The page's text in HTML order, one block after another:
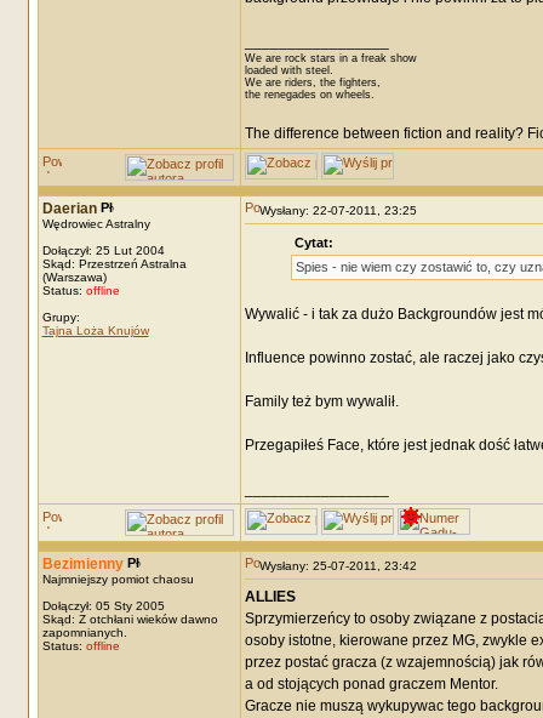
We are rock stars in a freak show
loaded with steel.
We are riders, the fighters,
the renegades on wheels.
The difference between fiction and reality?
Daerian
Wędrowiec Astralny
Dołączył: 25 Lut 2004
Skąd: Przestrzeń Astralna
(Warszawa)
Status: offline
Grupy:
Tajna Loża Knujów
Wysłany: 22-07-2011, 23:25
Cytat:
Spies - nie wiem czy zostawić to, czy
Wywalić - i tak za dużo Backgroundów jest
Influence powinno zostać, ale raczej jako
Family też bym wywalił.
Przegapiłeś Face, które jest jednak dość
Bezimienny
Najmniejszy pomiot chaosu
Dołączył: 05 Sty 2005
Skąd: Z otchłani wieków dawno
zapomnianych.
Status: offline
Wysłany: 25-07-2011, 23:42
ALLIES
Sprzymierzeńcy to osoby związane z
osoby istotne, kierowane przez MG, zwykle
przez postać gracza (z wzajemnością) jak
a od stojących ponad graczem Mentor.
Gracze nie muszą wykupywac tego